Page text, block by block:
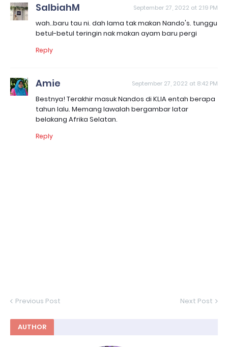
SalbiahM September 27, 2022 at 2:19 PM
wah..baru tau ni. dah lama tak makan Nando's. tunggu
betul-betul teringin nak makan ayam baru pergi
Reply
Amie September 27, 2022 at 8:42 PM
Bestnya! Terakhir masuk Nandos di KLIA entah berapa
tahun lalu. Memang lawalah bergambar latar
belakang Afrika Selatan.
Reply
Previous Post Next Post
AUTHOR